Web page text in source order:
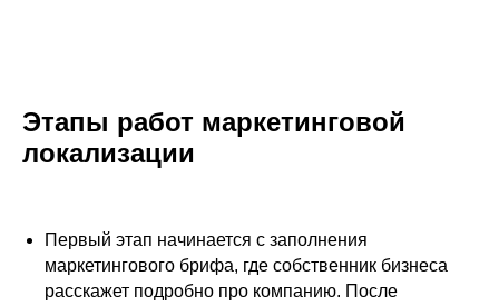
Этапы работ маркетинговой
локализации
Первый этап начинается с заполнения
маркетингового брифа, где собственник бизнеса
расскажет подробно про компанию. После